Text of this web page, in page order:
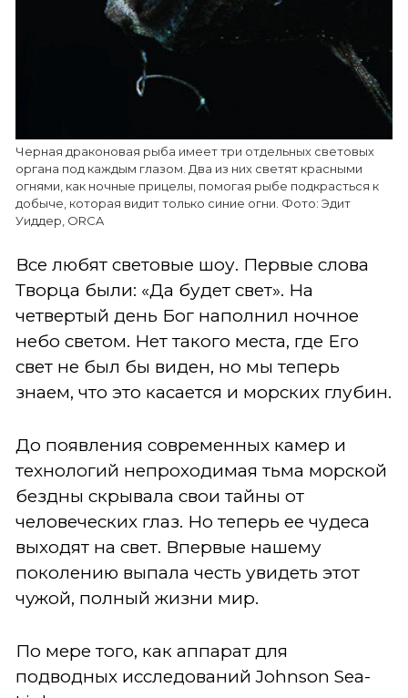
Черная драконовая рыба имеет три отдельных световых
органа под каждым глазом. Два из них светят красными
огнями, как ночные прицелы, помогая рыбе подкрасться к
добыче, которая видит только синие огни. Фото: Эдит
Уиддер, ORCA
Все любят световые шоу. Первые слова
Творца были: «Да будет свет». На
четвертый день Бог наполнил ночное
небо светом. Нет такого места, где Его
свет не был бы виден, но мы теперь
знаем, что это касается и морских глубин.
До появления современных камер и
технологий непроходимая тьма морской
бездны скрывала свои тайны от
человеческих глаз. Но теперь ее чудеса
выходят на свет. Впервые нашему
поколению выпала честь увидеть этот
чужой, полный жизни мир.
По мере того, как аппарат для
подводных исследований Johnson Sea-